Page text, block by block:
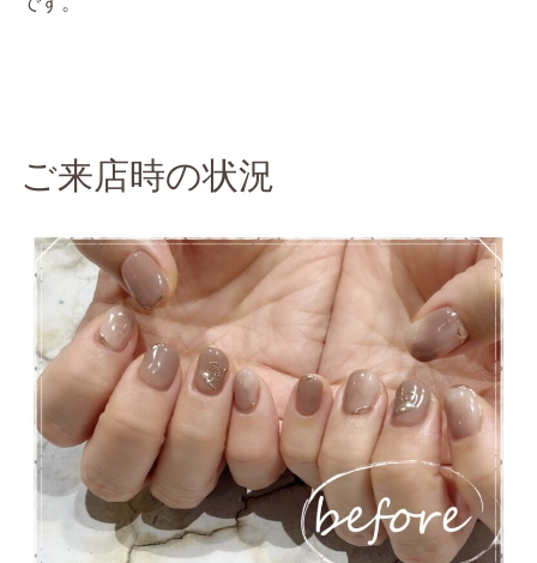
ご来店時の状況